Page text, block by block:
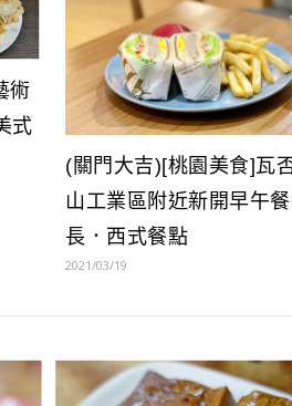
術
式
(關門大吉)[桃園美食]瓦
山工業區附近新開早午
長．西式餐點
2021/03/19